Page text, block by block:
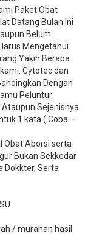
Paket Obat
Datang Bulan Ini
Belum
Mengetahui
Yakin Berapa
Cytotec dan
Dengan
Peluntur
Ataupun Sejenisnya
1 kata ( Coba –
Obat Aborsi serta
Bukan Sekkedar
Dokkter, Serta
/ murahan hasil